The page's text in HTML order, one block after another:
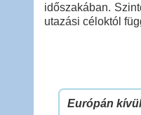
időszakában.
utazási céloktól
Európán